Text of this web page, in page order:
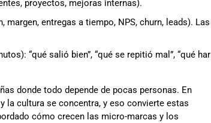
proyectos, mejoras internas).
entregas a tiempo, NPS, churn, leads). Las
“qué salió bien”, “qué se repitió mal”, “qué
donde todo depende de pocas personas. En
la cultura se concentra, y eso convierte estas
cómo crecen las micro-marcas y los